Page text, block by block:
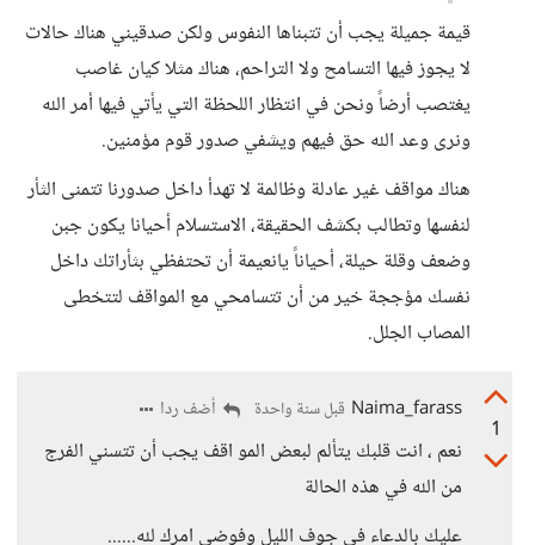
قيمة جميلة يجب أن تتبناها النفوس ولكن صدقيني هناك حالات
لا يجوز فيها التسامح ولا التراحم، هناك مثلا كيان غاصب
يغتصب أرضاً ونحن في انتظار اللحظة التي يأتي فيها أمر الله
ونرى وعد الله حق فيهم ويشفي صدور قوم مؤمنين.
هناك مواقف غير عادلة وظالمة لا تهدأ داخل صدورنا تتمنى الثأر
لنفسها وتطالب بكشف الحقيقة، الاستسلام أحيانا يكون جبن
وضعف وقلة حيلة، أحياناً يانعيمة أن تحتفظي بثأراتك داخل
نفسك مؤججة خير من أن تتسامحي مع المواقف لتتخطى
المصاب الجلل.
1
Naima_farass قبل سنة واحدة أضف ردا
نعم ، انت قلبك يتألم لبعض المو اقف يجب أن تتسني الفرج
من الله في هذه الحالة
عليك بالدعاء في جوف الليل وفوضي امرك لله......